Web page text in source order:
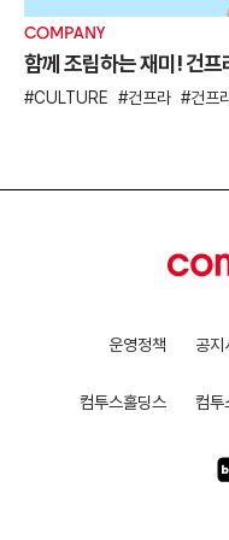
COMPANY
함께 조립하는 재미! 건프
CULTURE 건프라 건프
운영정책 공지
컴투스홀딩스 컴투